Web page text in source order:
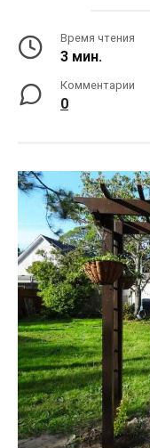
Время чтения
3 мин.
Комментарии
0